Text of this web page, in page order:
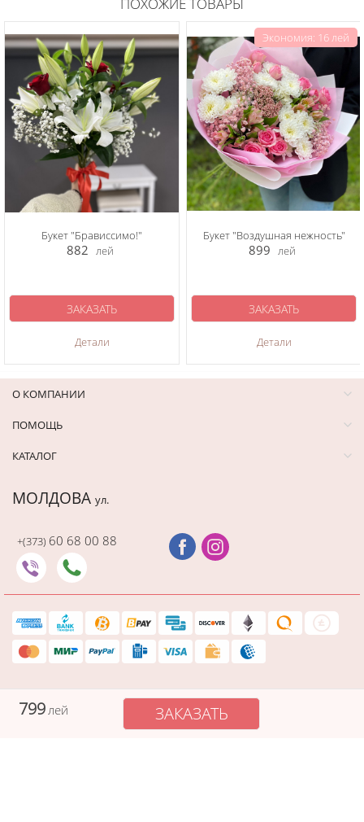
799лей ЗАКАЗАТЬ
Букет "Брависсимо!"
882 лей
Детали
ЗАКАЗАТЬ
Экономия: 16 лей
Букет "Воздушная нежность"
899 лей
Детали
ЗАКАЗАТЬ
О КОМПАНИИ
ПОМОЩЬ
КАТАЛОГ
МОЛДОВА ул.
+(373) 60 68 00 88